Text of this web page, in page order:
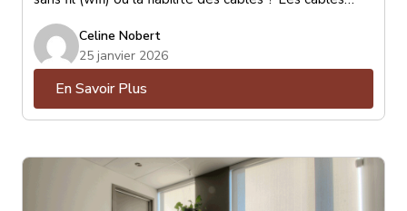
sont de loin les préférés pour leurs qualités de
stabilité et de vitesse de communication au réseau.
Celine Nobert
25 janvier 2026
En Savoir Plus